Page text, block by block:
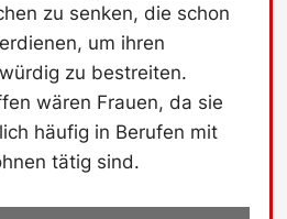
zu senken, die schon
um ihren
zu bestreiten.
wären Frauen, da sie
häufig in Berufen mit
tätig sind.